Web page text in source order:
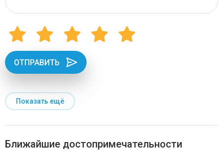
ОТПРАВИТЬ
Показать ещё
Ближайшие достопримечательности